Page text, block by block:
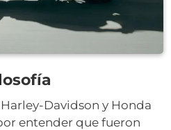
Davidson y Honda
entender que fueron